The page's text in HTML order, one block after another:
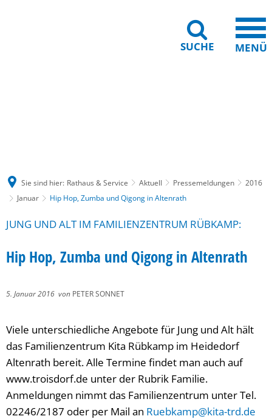
SUCHE MENÜ
Sie sind hier: Rathaus & Service Aktuell Pressemeldungen
2016
Januar
Hip Hop, Zumba und Qigong in Altenrath
JUNG UND ALT IM FAMILIENZENTRUM RÜBKAMP:
Hip Hop, Zumba und Qigong in Altenrath
5. Januar 2016 von PETER SONNET
Viele unterschiedliche Angebote für Jung und Alt hält
das Familienzentrum Kita Rübkamp im Heidedorf
Altenrath bereit. Alle Termine findet man auch auf
www.troisdorf.de unter der Rubrik Familie.
Anmeldungen nimmt das Familienzentrum unter Tel.
02246/2187 oder per Mail an Ruebkamp@kita-trd.de